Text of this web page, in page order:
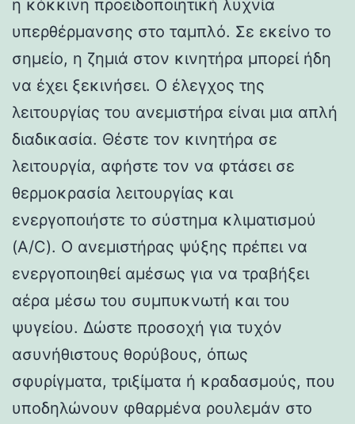
η κόκκινη προειδοποιητική λυχνία
υπερθέρμανσης στο ταμπλό. Σε εκείνο το
σημείο, η ζημιά στον κινητήρα μπορεί ήδη
να έχει ξεκινήσει. Ο έλεγχος της
λειτουργίας του ανεμιστήρα είναι μια απλή
διαδικασία. Θέστε τον κινητήρα σε
λειτουργία, αφήστε τον να φτάσει σε
θερμοκρασία λειτουργίας και
ενεργοποιήστε το σύστημα κλιματισμού
(A/C). Ο ανεμιστήρας ψύξης πρέπει να
ενεργοποιηθεί αμέσως για να τραβήξει
αέρα μέσω του συμπυκνωτή και του
ψυγείου. Δώστε προσοχή για τυχόν
ασυνήθιστους θορύβους, όπως
σφυρίγματα, τριξίματα ή κραδασμούς, που
υποδηλώνουν φθαρμένα ρουλεμάν στο